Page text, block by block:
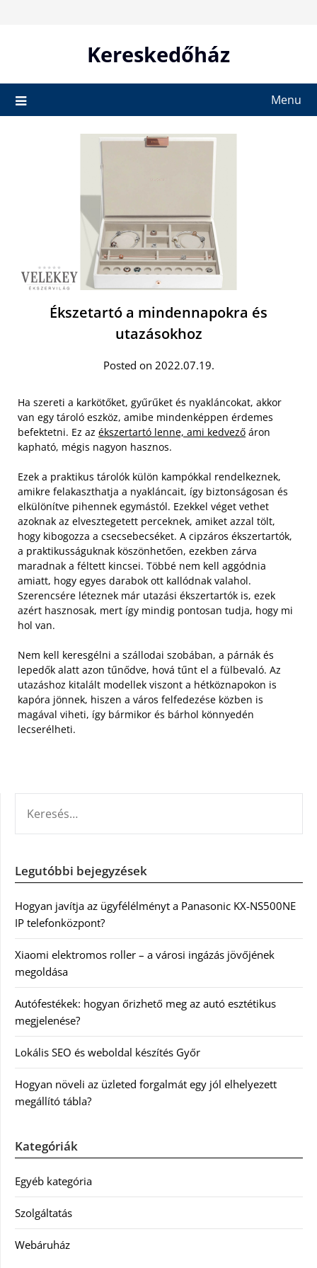
Kereskedőház
Menu
Ékszetartó a mindennapokra és
utazásokhoz
Posted on 2022.07.19.
Ha szereti a karkötőket, gyűrűket és nyakláncokat, akkor
van egy tároló eszköz, amibe mindenképpen érdemes
befektetni. Ez az ékszertartó lenne, ami kedvező áron
kapható, mégis nagyon hasznos.
Ezek a praktikus tárolók külön kampókkal rendelkeznek,
amikre felakaszthatja a nyakláncait, így biztonságosan és
elkülönítve pihennek egymástól. Ezekkel véget vethet
azoknak az elvesztegetett perceknek, amiket azzal tölt,
hogy kibogozza a csecsebecséket. A cipzáros ékszertartók,
a praktikusságuknak köszönhetően, ezekben zárva
maradnak a féltett kincsei. Többé nem kell aggódnia
amiatt, hogy egyes darabok ott kallódnak valahol.
Szerencsére léteznek már utazási ékszertartók is, ezek
azért hasznosak, mert így mindig pontosan tudja, hogy mi
hol van.
Nem kell keresgélni a szállodai szobában, a párnák és
lepedők alatt azon tűnődve, hová tűnt el a fülbevaló. Az
utazáshoz kitalált modellek viszont a hétköznapokon is
kapóra jönnek, hiszen a város felfedezése közben is
magával viheti, így bármikor és bárhol könnyedén
lecserélheti.
Legutóbbi bejegyzések
Hogyan javítja az ügyfélélményt a Panasonic KX-NS500NE
IP telefonközpont?
Xiaomi elektromos roller – a városi ingázás jövőjének
megoldása
Autófestékek: hogyan őrizhető meg az autó esztétikus
megjelenése?
Lokális SEO és weboldal készítés Győr
Hogyan növeli az üzleted forgalmát egy jól elhelyezett
megállító tábla?
Kategóriák
Egyéb kategória
Szolgáltatás
Webáruház